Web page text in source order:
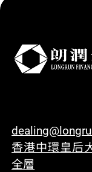
香港中環皇后
全層